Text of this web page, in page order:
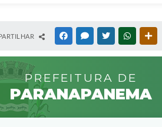
FACEBOOKMESSENGER
TWITTER
PREFEITURA DE
PARANAPANEMA